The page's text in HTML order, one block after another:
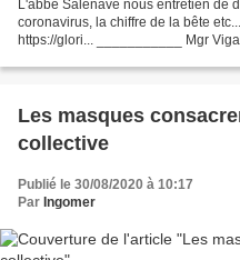
L'abbé Salenave nous entretien de
coronavirus, la chiffre de la bête
https://glori... ___________ Mgr
Les masques
collective
Publié le 30/08/2020 à 10:17
Par Ingomer